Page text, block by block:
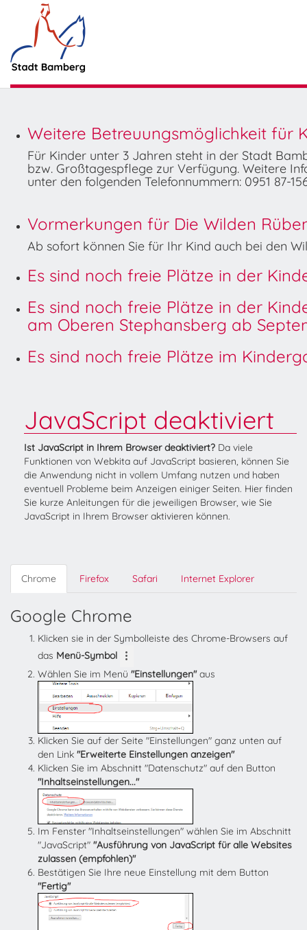
Weitere Betreuungsmöglichkeit für
Für Kinder unter 3 Jahren steht in der Stadt
bzw. Großtagespflege zur Verfügung. Weitere
unter den folgenden Telefonnummern: 0951 87-
Vormerkungen für Die Wilden
Ab sofort können Sie für Ihr Kind auch bei den
Es sind noch freie Plätze in der
Es sind noch freie Plätze in der
am Oberen Stephansberg ab
Es sind noch freie Plätze im
JavaScript deaktiviert
Ist JavaScript in Ihrem Browser deaktiviert? Da viele
Funktionen von Webkita auf JavaScript basieren, können Sie
die Anwendung nicht in vollem Umfang nutzen und haben
eventuell Probleme beim Anzeigen einiger Seiten. Hier finden
Sie kurze Anleitungen für die jeweiligen Browser, wie Sie
JavaScript in Ihrem Browser aktivieren können.
Chrome Firefox Safari Internet Explorer
Google Chrome
Klicken sie in der Symbolleiste des Chrome-Browsers auf
das Menü-Symbol
Wählen Sie im Menü "Einstellungen"aus
Klicken Sie auf der Seite "Einstellungen" ganz unten auf
den Link "Erweiterte Einstellungen anzeigen"
Klicken Sie im Abschnitt "Datenschutz" auf den Button
"Inhaltseinstellungen..."
Im Fenster "Inhaltseinstellungen" wählen Sie im Abschnitt
"JavaScript" "Ausführung von JavaScript für alle Websites
zulassen (empfohlen)"
Bestätigen Sie Ihre neue Einstellung mit dem Button
"Fertig"